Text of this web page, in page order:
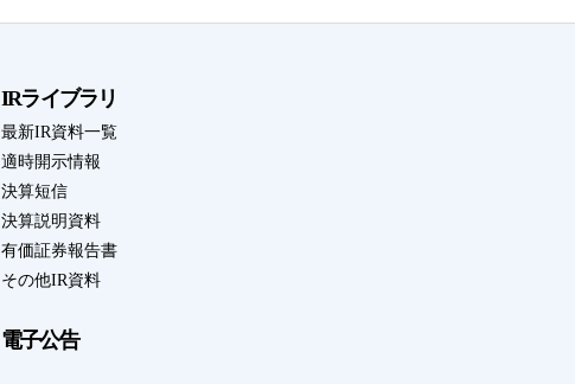
IRライブラリ
最新IR資料一覧
適時開示情報
決算短信
決算説明資料
有価証券報告書
その他IR資料
電子公告